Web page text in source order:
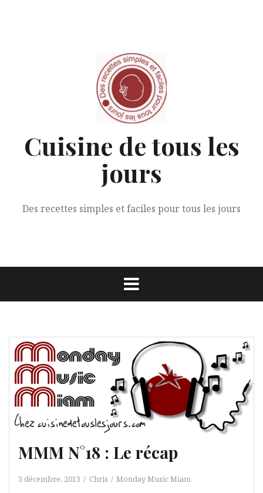
Cuisine de tous les
jours
Des recettes simples et faciles pour tous les jours
MMM N°18 : Le récap
3 décembre, 2013 Chris Monday Music Miam